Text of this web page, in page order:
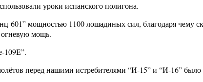
уроки испанского полигона.
мощностью 1100 лошадиных сил, благодаря чему
мощь.
109Е”.
перед нашими истребителями “И-15” и “И-16”